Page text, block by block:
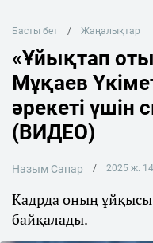
Басты бет Жаңалықтар
«Ұйықтап
Мұқаев
әрекеті үшін
(ВИДЕО)
Назым Сапар 2025 ж.
Кадрда оның
байқалады.